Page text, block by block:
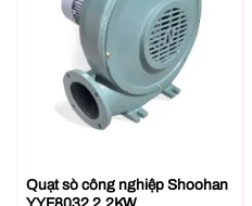
Quạt sò công nghiệp Shoohan